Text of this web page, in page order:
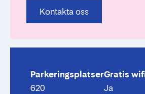
Kontakta oss
Parkeringsplatser
620
Gratis
Ja